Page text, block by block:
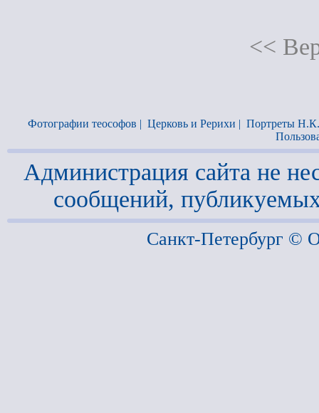
<<
Фотографии теософов | Церковь и Рерихи | Портреты
Администрация сайта не
сообщений,
Санкт-Петербург